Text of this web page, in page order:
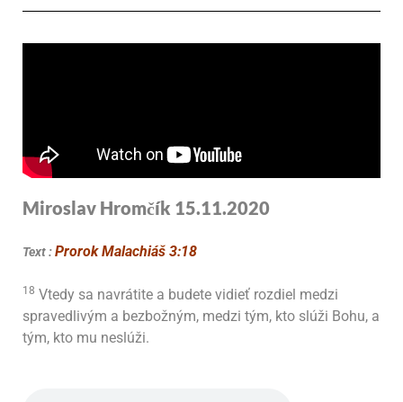
Miroslav Hromčík 15.11.2020
Text :Prorok Malachiáš 3:18
18 Vtedy sa navrátite a budete vidieť rozdiel medzi
spravedlivým a bezbožným, medzi tým, kto slúži Bohu, a
tým, kto mu neslúži.